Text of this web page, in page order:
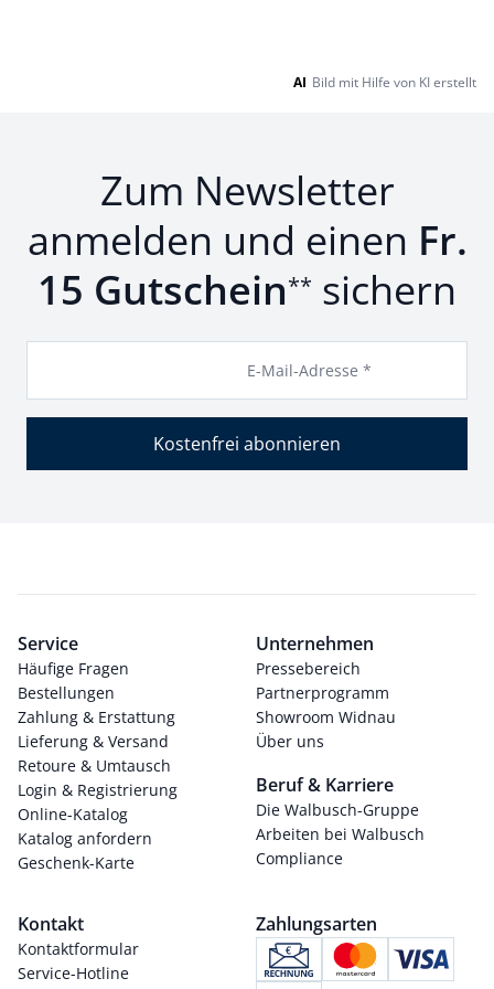
AI Bild mit Hilfe von KI erstellt
Zum Newsletter
anmelden und einen Fr.
15 Gutschein** sichern
E-Mail-Adresse *
Kostenfrei abonnieren
Service
Häufige Fragen
Bestellungen
Zahlung & Erstattung
Lieferung & Versand
Retoure & Umtausch
Login & Registrierung
Online-Katalog
Katalog anfordern
Geschenk-Karte
Unternehmen
Pressebereich
Partnerprogramm
Showroom Widnau
Über uns
Beruf & Karriere
Die Walbusch-Gruppe
Arbeiten bei Walbusch
Compliance
Kontakt
Kontaktformular
Service-Hotline
Zahlungsarten